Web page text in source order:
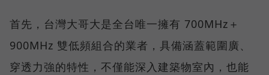
首先，台灣大哥大是全台唯一擁有 700MHz＋
900MHz 雙低頻組合的業者，具備涵蓋範圍廣、
穿透力強的特性，不僅能深入建築物室內，也能